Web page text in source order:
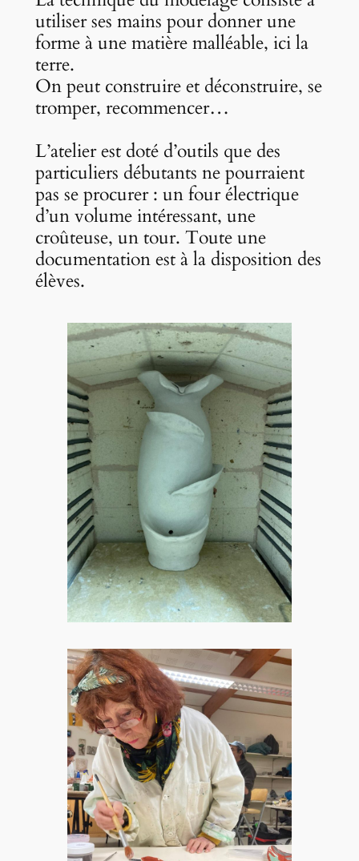
utiliser ses mains pour donner une
forme à une matière malléable, ici la
terre.
On peut construire et déconstruire, se
tromper, recommencer…
L’atelier est doté d’outils que des
particuliers débutants ne pourraient
pas se procurer : un four électrique
d’un volume intéressant, une
croûteuse, un tour. Toute une
documentation est à la disposition des
élèves.